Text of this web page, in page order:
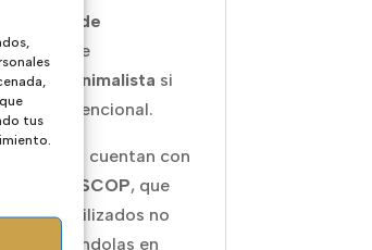
tus
plantilla de
adaptarse
minimalista si
convencional.
Free JYM cuentan con
de INESCOP, que
utilizados no
convirtiéndolas en